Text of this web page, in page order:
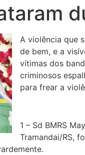
A violência que
de bem, e a
vítimas dos
criminosos
para frear a
1 – Sd BMRS
Tramandai/RS,